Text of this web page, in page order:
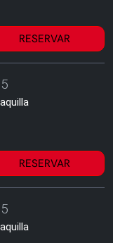
RESERVAR
RESERVAR